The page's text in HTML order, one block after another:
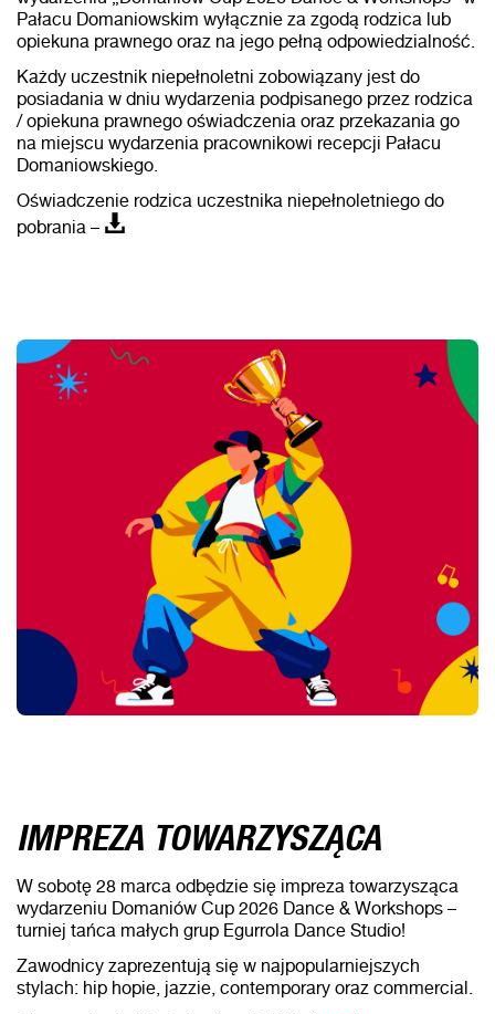
Pałacu Domaniowskim wyłącznie za zgodą rodzica lub
opiekuna prawnego oraz na jego pełną odpowiedzialność.
Każdy uczestnik niepełnoletni zobowiązany jest do
posiadania w dniu wydarzenia podpisanego przez rodzica
/ opiekuna prawnego oświadczenia oraz przekazania go
na miejscu wydarzenia pracownikowi recepcji Pałacu
Domaniowskiego.
Oświadczenie rodzica uczestnika niepełnoletniego do
pobrania –
IMPREZA TOWARZYSZĄCA
W sobotę 28 marca odbędzie się impreza towarzysząca
wydarzeniu Domaniów Cup 2026 Dance & Workshops –
turniej tańca małych grup Egurrola Dance Studio!
Zawodnicy zaprezentują się w najpopularniejszych
stylach: hip hopie, jazzie, contemporary oraz commercial.